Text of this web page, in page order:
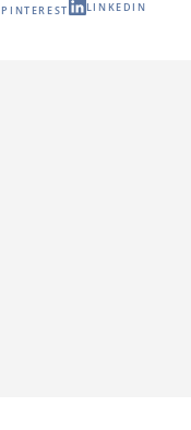
PINTEREST LINKEDIN